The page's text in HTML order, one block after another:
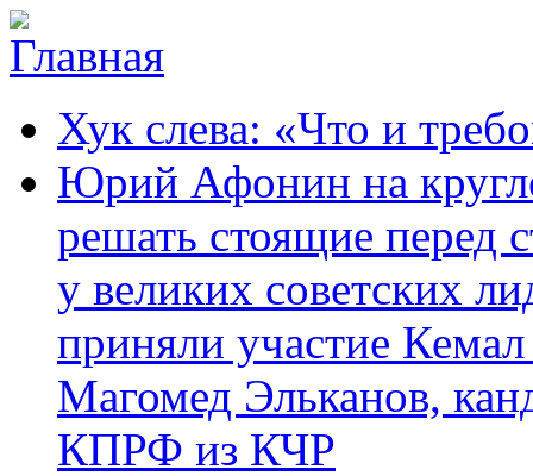
Перейти к основному содержанию
Черкесское
республиканское
отделение
Коммунистической
партии Российской
аргументы,
факты Хук слева: «Что и
Юрий Афонин на
решать стоящие перед
у великих советских
приняли участие
Магомед Эльканов,
КПРФ из КЧР